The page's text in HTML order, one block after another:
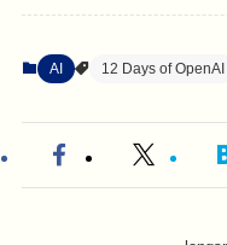
AI 12 Days of OpenAI